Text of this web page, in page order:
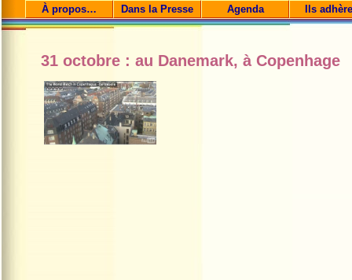
À propos… Dans la Presse Agenda Ils
31 octobre : au Danemark, à Copenhage